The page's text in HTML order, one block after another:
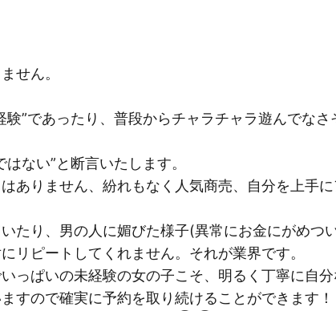
せん。
験”であったり、普段からチャラチャラ遊んでな
ない”と断言いたします。
ありません、紛れもなく人気商売、自分を上手
たり、男の人に媚びた様子(異常にお金にがめつ
リピートしてくれません。それが業界です。
っぱいの未経験の女の子こそ、明るく丁寧に自
すので確実に予約を取り続けることができます！